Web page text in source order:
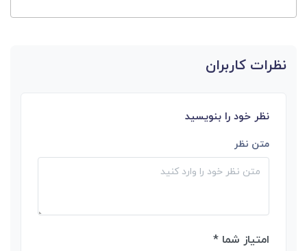
نظرات کاربران
نظر خود را بنویسید
متن نظر
امتیاز شما *